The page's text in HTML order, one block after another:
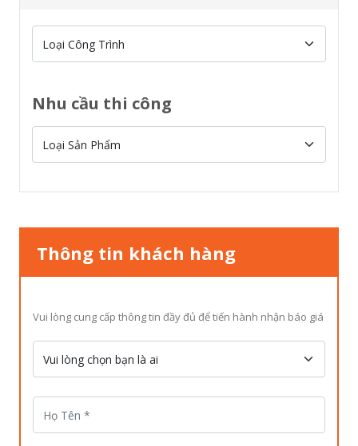
Nhu cầu thi công
Thông tin khách hàng
Vui lòng cung cấp thông tin đầy đủ để tiến hành nhận báo giá